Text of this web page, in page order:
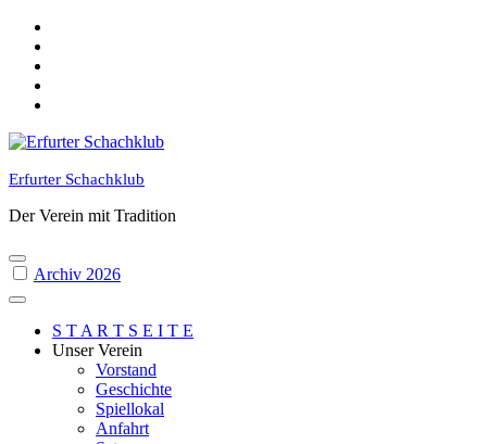
Skip
content
Erfurter Schachklub
Der Verein mit Tradition
Archiv 2026
S T A R T S E I T E
Unser Verein
Vorstand
Geschichte
Spiellokal
Anfahrt